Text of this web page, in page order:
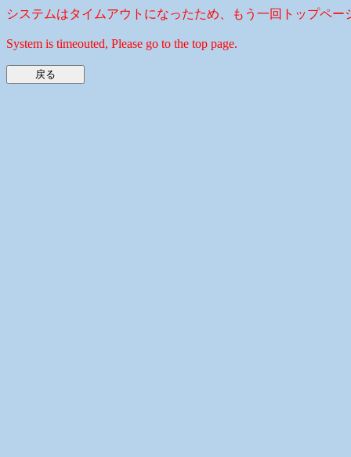
システムはタイムアウトになったため、もう一回トップペー
System is timeouted, Please go to the top page.